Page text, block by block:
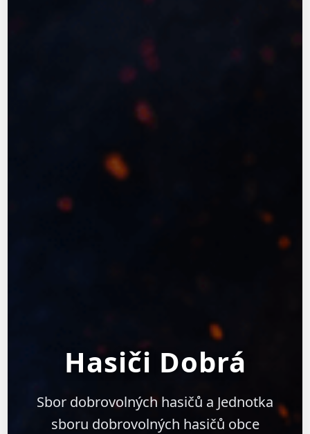
Hasiči Dobrá
Sbor dobrovolných hasičů a Jednotka
sboru dobrovolných hasičů obce